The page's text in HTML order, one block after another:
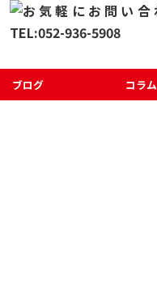
ブログ コラム